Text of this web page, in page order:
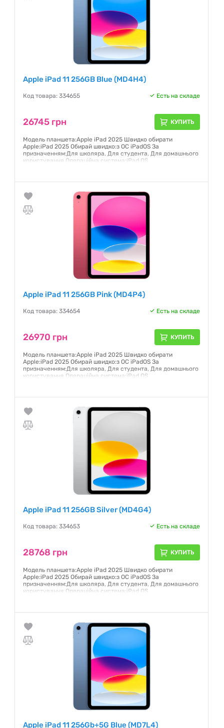
Apple iPad 11 256GB Blue (MD4H4)
Код товара: 334655 Есть на складе
26745 грн КУПИТЬ
Модель планшета:Apple iPad 2025 Швидко обирати
Apple:iPad 2025 Обирай швидко:з ОС iPadOS За
призначенням:Для школяра, Для студента, Для домашнього
користування Операційна система:iPad OS
Apple iPad 11 256GB Pink (MD4P4)
Код товара: 334654 Есть на складе
26970 грн КУПИТЬ
Модель планшета:Apple iPad 2025 Швидко обирати
Apple:iPad 2025 Обирай швидко:з ОС iPadOS За
призначенням:Для школяра, Для студента, Для домашнього
користування Операційна система:iPad OS
Apple iPad 11 256GB Silver (MD4G4)
Код товара: 334653 Есть на складе
28768 грн КУПИТЬ
Модель планшета:Apple iPad 2025 Швидко обирати
Apple:iPad 2025 Обирай швидко:з ОС iPadOS За
призначенням:Для школяра, Для студента, Для домашнього
користування Операційна система:iPad OS
Apple iPad 11 256Gb+5G Blue (MD7L4)